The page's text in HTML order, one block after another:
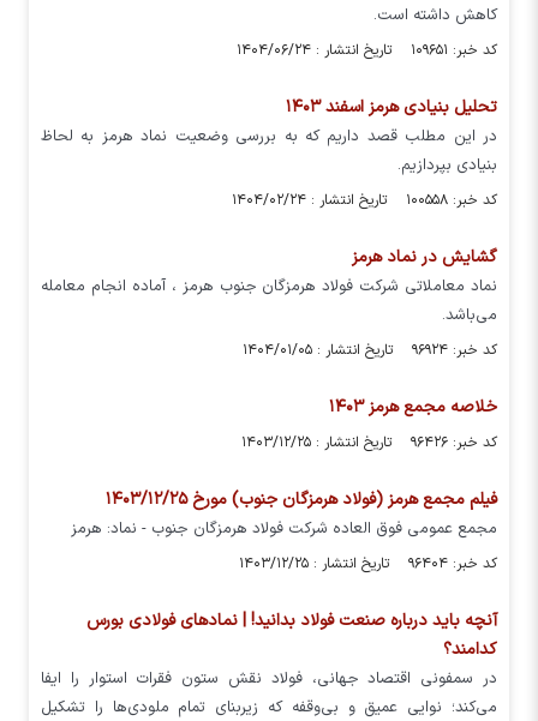
کاهش داشته است.
کد خبر: ۱۰۹۶۵۱ تاریخ انتشار : ۱۴۰۴/۰۶/۲۴
تحلیل بنیادی هرمز اسفند ۱۴۰۳
در این مطلب قصد داریم که به بررسی وضعیت نماد هرمز به لحاظ
بنیادی بپردازیم.
کد خبر: ۱۰۰۵۵۸ تاریخ انتشار : ۱۴۰۴/۰۲/۲۴
گشایش در نماد هرمز
نماد معاملاتی شرکت فولاد هرمزگان جنوب هرمز ، آماده انجام معامله
می‌باشد.
کد خبر: ۹۶۹۲۴ تاریخ انتشار : ۱۴۰۴/۰۱/۰۵
خلاصه مجمع هرمز ۱۴۰۳
کد خبر: ۹۶۴۲۶ تاریخ انتشار : ۱۴۰۳/۱۲/۲۵
فیلم مجمع هرمز (فولاد هرمزگان جنوب) مورخ ۱۴۰۳/۱۲/۲۵
مجمع عمومی فوق العاده شرکت فولاد هرمزگان جنوب - نماد: هرمز
کد خبر: ۹۶۴۰۴ تاریخ انتشار : ۱۴۰۳/۱۲/۲۵
آنچه باید درباره صنعت فولاد بدانید! | نمادهای فولادی بورس
کدامند؟
در سمفونی اقتصاد جهانی، فولاد نقش ستون فقرات استوار را ایفا
می‌کند؛ نوایی عمیق و بی‌وقفه که زیربنای تمام ملودی‌ها را تشکیل